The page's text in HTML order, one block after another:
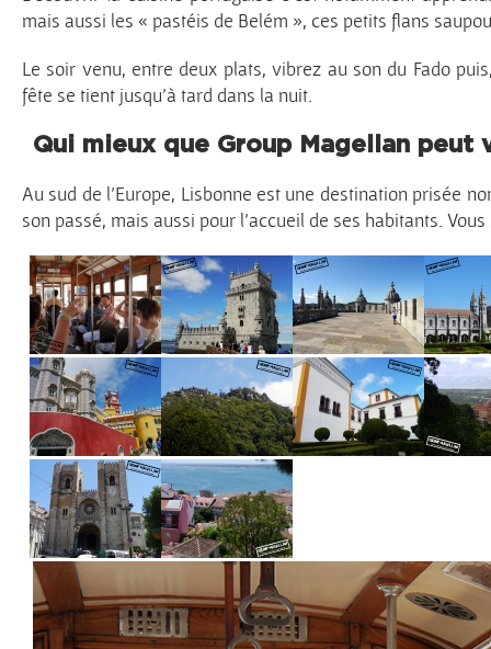
mais aussi les « pastéis de Belém », ces petits flans
Le soir venu, entre deux plats, vibrez au son du Fado
fête se tient jusqu’à tard dans la nuit.
Qui mieux que Group Magellan peut
Au sud de l’Europe, Lisbonne est une destination prisée
son passé, mais aussi pour l’accueil de ses habitants.